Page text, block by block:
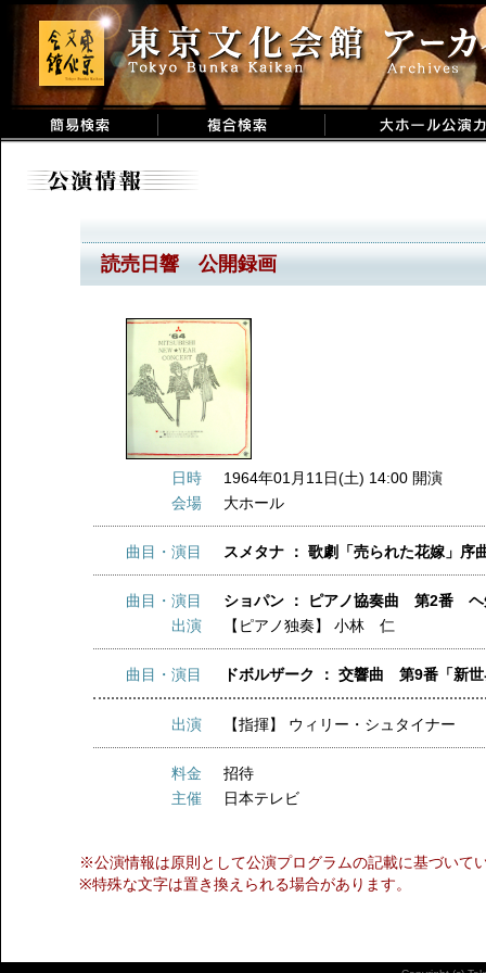
読売日響 公開録画
日時
1964年01月11日(土) 14:00 開演
会場
大ホール
曲目・演目 スメタナ ： 歌劇「売られた花嫁」序
曲目・演目
ショパン ： ピアノ協奏曲 第2番 ヘ
出演
【ピアノ独奏】小林 仁
曲目・演目 ドボルザーク ： 交響曲 第9番「新
出演 【指揮】 ウィリー・シュタイナー
料金
招待
主催
日本テレビ
※公演情報は原則として公演プログラムの記載に基づいて
※特殊な文字は置き換えられる場合があります。